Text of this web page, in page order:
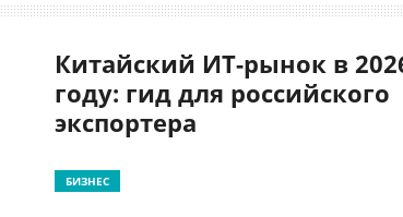
Китайский ИТ-рынок в
году: гид для российского
экспортера
БИЗНЕС